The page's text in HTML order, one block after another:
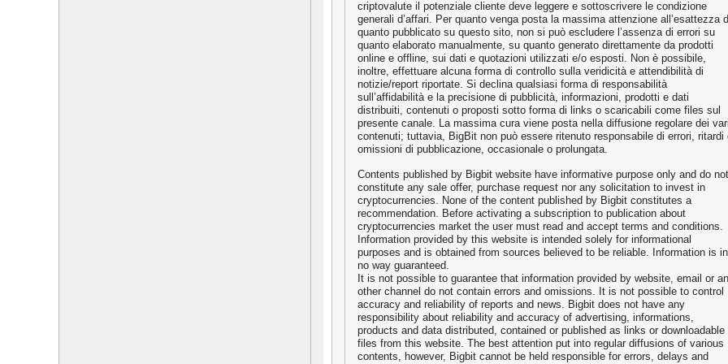
criptovalute il potenziale cliente deve leggere e sottoscrivere le condizione
generali d’affari. Per quanto venga posta la massima attenzione all’esattezza
quanto pubblicato su questo sito, non si può escludere l’assenza di errori su
quanto elaborato manualmente, su quanto generato direttamente da prodotti
online e offline, sui dati e quotazioni utilizzati e/o esposti. Non è possibile,
inoltre, effettuare alcuna forma di controllo sulla veridicità e attendibilità di
notizie/report riportate. Si declina qualsiasi forma di responsabilità
sull’affidabilità e la precisione di pubblicità, informazioni, prodotti e dati
distribuiti, contenuti o proposti sotto forma di links o scaricabili come files sul
presente canale. La massima cura viene posta nella diffusione regolare dei vari
contenuti; tuttavia, BigBit non può essere ritenuto responsabile di errori, ritardi
omissioni di pubblicazione, occasionale o prolungata.
Contents published by Bigbit website have informative purpose only and do not
constitute any sale offer, purchase request nor any solicitation to invest in
cryptocurrencies. None of the content published by Bigbit constitutes a
recommendation. Before activating a subscription to publication about
cryptocurrencies market the user must read and accept terms and conditions.
Information provided by this website is intended solely for informational
purposes and is obtained from sources believed to be reliable. Information is in
no way guaranteed.
It is not possible to guarantee that information provided by website, email or
other channel do not contain errors and omissions. It is not possible to control
accuracy and reliability of reports and news. Bigbit does not have any
responsibility about reliability and accuracy of advertising, informations,
products and data distributed, contained or published as links or downloadable
files from this website. The best attention put into regular diffusions of various
contents, however, Bigbit cannot be held responsible for errors, delays and